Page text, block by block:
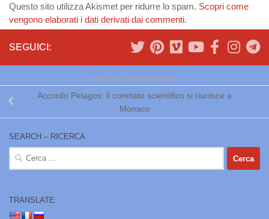
Questo sito utilizza Akismet per ridurre lo spam. Scopri come
vengono elaborati i dati derivati dai commenti.
SEGUICI:
ARTICOLO PRECEDENTE
Accordo Pelagos: il comitato scientifico si riunisce a
Monaco
SEARCH – RICERCA
Ricerca
per:
TRANSLATE: